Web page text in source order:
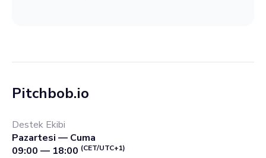
Pitchbob.io
Destek Ekibi
Pazartesi — Cuma
09:00 — 18:00 (CET/UTC+1)